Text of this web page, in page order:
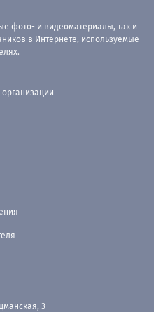
фото- и видеоматериалы, так и
в Интернете, используемые
3